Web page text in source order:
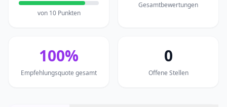
von 10 Punkten
Gesamtbewertungen
100%
Empfehlungsquote gesamt
0
Offene Stellen